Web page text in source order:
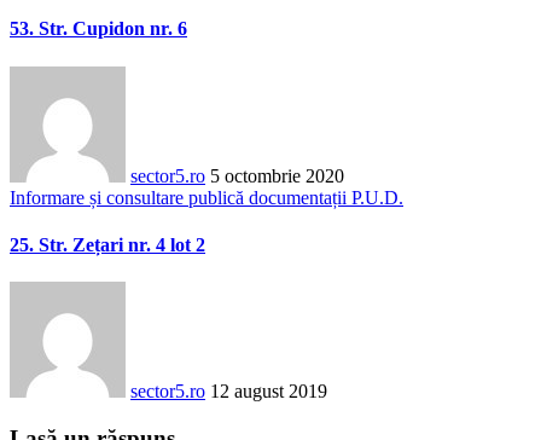
53. Str. Cupidon nr. 6
sector5.ro 5 octombrie 2020
Informare și consultare publică documentații P.U.D.
25. Str. Zețari nr. 4 lot 2
sector5.ro 12 august 2019